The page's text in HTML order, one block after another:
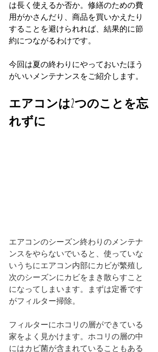
は長く使えるか否か。修繕のための費
用がかさんだり、商品を買いかえたり
することを避けられれば、結果的に節
約につながるわけです。
今回は夏の終わりにやっておいたほう
がいいメンテナンスをご紹介します。
エアコンは2つのことを忘
れずに
エアコンのシーズン終わりのメンテナ
ンスをやらないでいると、使っていな
いうちにエアコン内部にカビが繁殖し
次のシーズンにカビをまき散らすこと
になってしまいます。まずは定番です
がフィルター掃除。
フィルターにホコリの層ができている
家をよく見かけます。ホコリの層の中
にはカビ菌が含まれていることもある